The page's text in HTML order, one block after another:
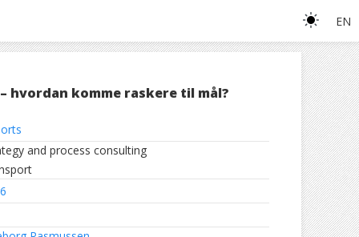
EN
hvordan komme raskere til mål?
and process consulting